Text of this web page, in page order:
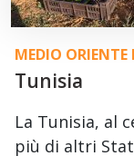
MEDIO ORIENTE
Tunisia
La Tunisia, al
più di altri